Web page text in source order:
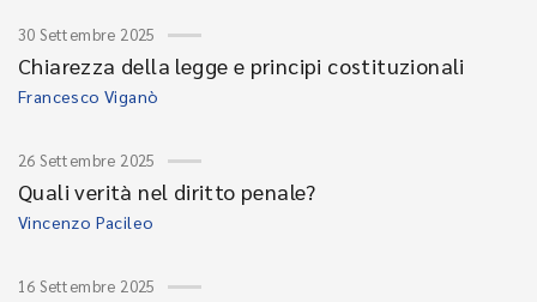
30 Settembre 2025
Chiarezza della legge e principi costituzionali
Francesco Viganò
26 Settembre 2025
Quali verità nel diritto penale?
Vincenzo Pacileo
16 Settembre 2025